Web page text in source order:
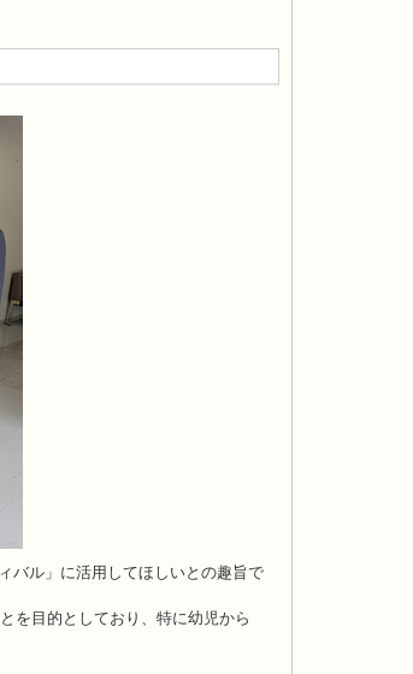
バル」に活用してほしいとの趣旨で
を目的としており、特に幼児から